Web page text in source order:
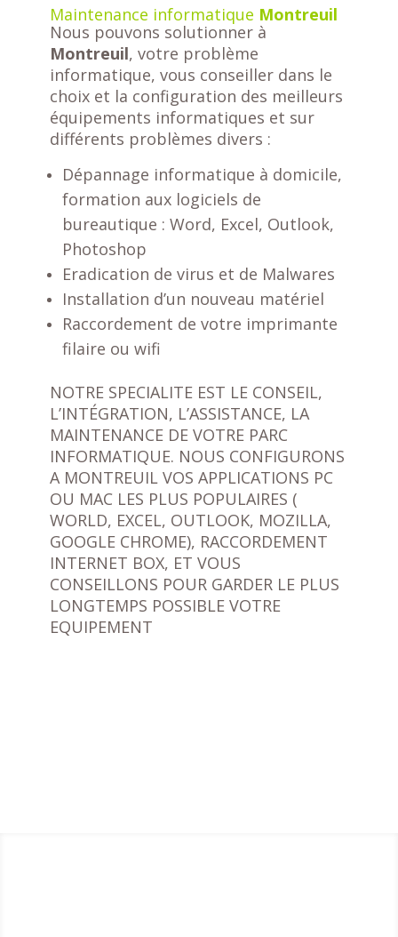
Maintenance informatique Montreuil
Nous pouvons solutionner à
Montreuil, votre problème
informatique, vous conseiller dans le
choix et la configuration des meilleurs
équipements informatiques et sur
différents problèmes divers :
Dépannage informatique à domicile,
formation aux logiciels de
bureautique : Word, Excel, Outlook,
Photoshop
Eradication de virus et de Malwares
Installation d’un nouveau matériel
Raccordement de votre imprimante
filaire ou wifi
NOTRE SPECIALITE EST LE CONSEIL,
L’INTÉGRATION, L’ASSISTANCE, LA
MAINTENANCE DE VOTRE PARC
INFORMATIQUE. NOUS CONFIGURONS
A MONTREUIL VOS APPLICATIONS PC
OU MAC LES PLUS POPULAIRES (
WORLD, EXCEL, OUTLOOK, MOZILLA,
GOOGLE CHROME), RACCORDEMENT
INTERNET BOX, ET VOUS
CONSEILLONS POUR GARDER LE PLUS
LONGTEMPS POSSIBLE VOTRE
EQUIPEMENT